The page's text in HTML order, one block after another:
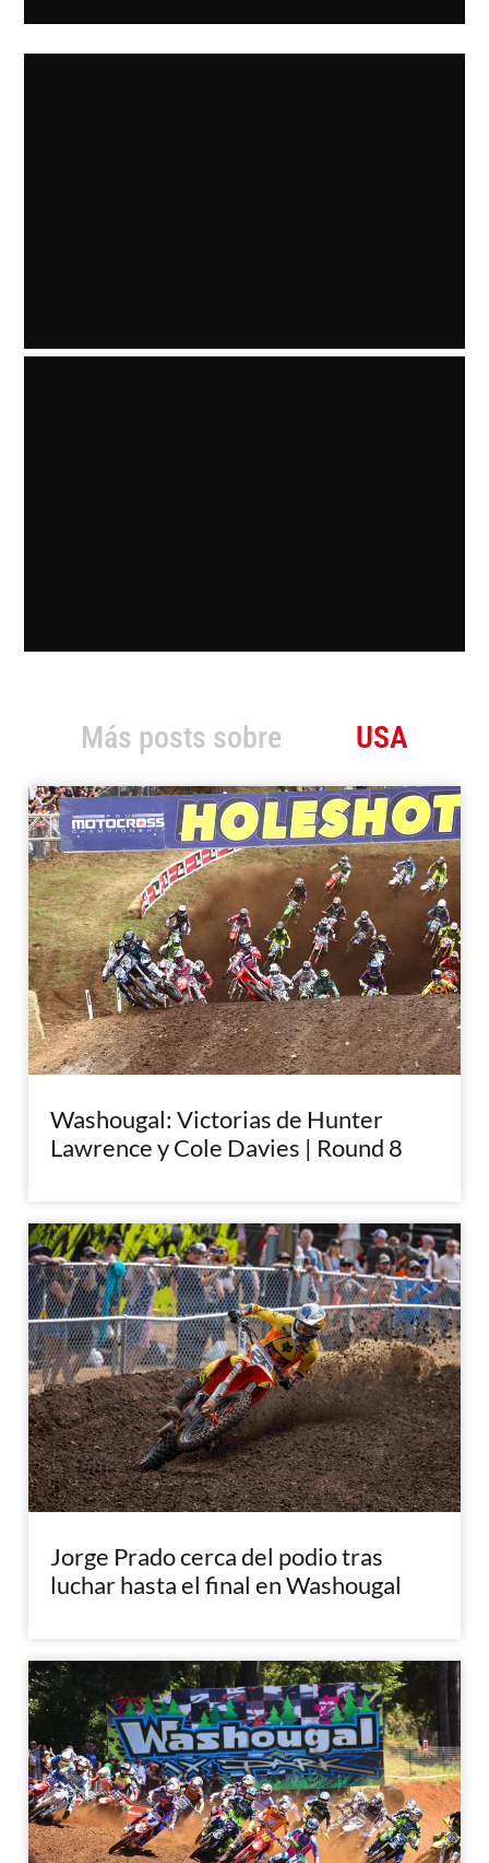
Más posts sobre USA
Washougal: Victorias de Hunter
Lawrence y Cole Davies | Round 8
Jorge Prado cerca del podio tras
luchar hasta el final en Washougal